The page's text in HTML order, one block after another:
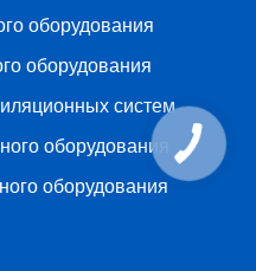
оборудования
оборудования
систем
оборудования
оборудования